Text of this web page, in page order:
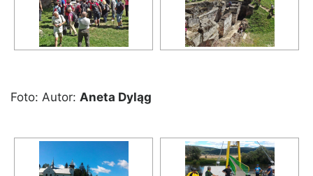
Foto: Autor: Aneta Dyląg